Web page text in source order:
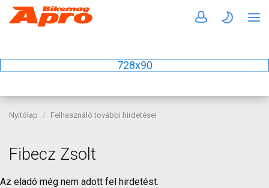
728x90
Nyitólap Felhasználó további hirdetései
Fibecz Zsolt
Az eladó még nem adott fel hirdetést.